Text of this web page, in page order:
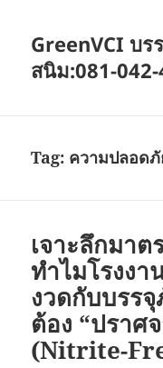
GreenVCI บ
สนิม:081-
Tag: ความปลอดภั
เจาะลึกมาต
ทำไมโรงงา
งวดกับบรร
ต้อง “ปราศ
(Nitrite-